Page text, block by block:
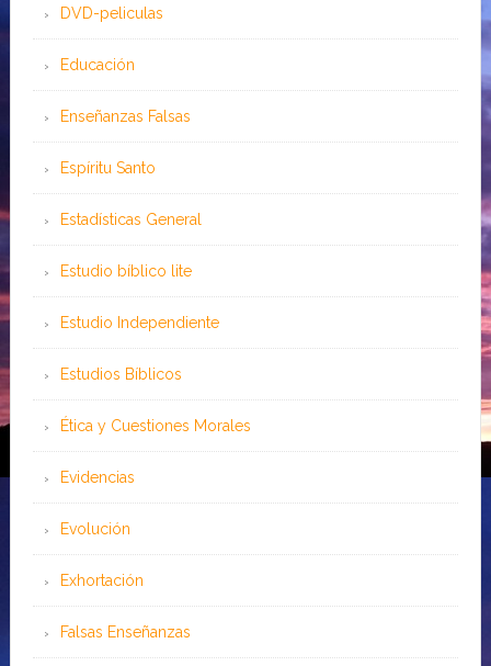
DVD-peliculas
Educación
Enseñanzas Falsas
Espíritu Santo
Estadísticas General
Estudio bíblico lite
Estudio Independiente
Estudios Bíblicos
Ética y Cuestiones Morales
Evidencias
Evolución
Exhortación
Falsas Enseñanzas